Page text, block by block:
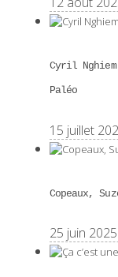
Cyril
Paléo
15 juillet
Copeaux,
25 juin 2025